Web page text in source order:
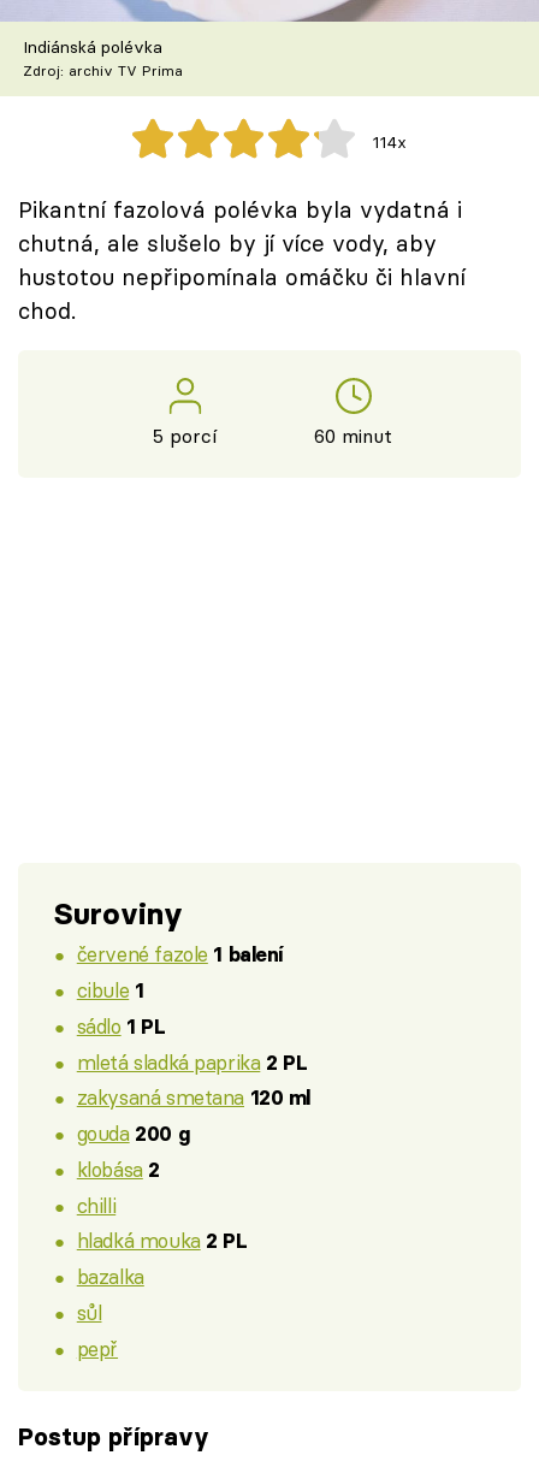
Škola vaření
Recepty z TV
Speciál: Cuketa
Těhotnej kuchař
Sledujte prima+
Indiánská polévka
Zdroj: archiv TV Prima
114x
Pikantní fazolová polévka byla vydatná i
chutná, ale slušelo by jí více vody, aby
hustotou nepřipomínala omáčku či hlavní
chod.
5 porcí 60 minut
Suroviny
červené fazole 1 balení
cibule 1
sádlo 1 PL
mletá sladká paprika 2 PL
zakysaná smetana 120 ml
gouda 200 g
klobása 2
chilli
hladká mouka 2 PL
bazalka
sůl
pepř
Postup přípravy